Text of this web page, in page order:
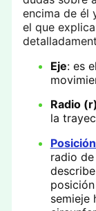
encima de él
el que
Eje: es
Radio (r)
la
radio
semieje